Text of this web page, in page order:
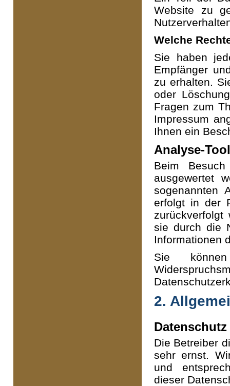
Website zu
Welche
Sie haben
Empfänger
zu erhalten.
oder
Fragen zum
Impressum
Ihnen ein
Analyse-
Beim
ausgewertet
sogenannten
erfolgt in der
zurückverfolgt
sie durch die
Informationen
Sie
2.
Datenschutz
Die Betreiber
sehr ernst.
und
dieser